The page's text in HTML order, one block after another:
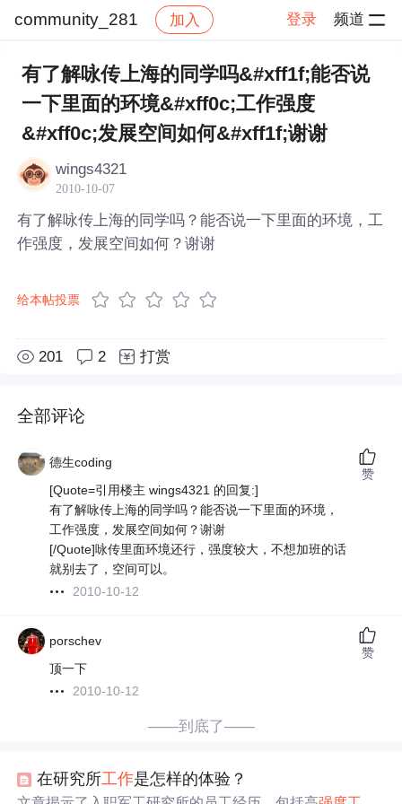
community_281 加入 登录 频道
社区 community_281 帖子详情
有了解咏传上海的同学吗&#xff1f;能否说
一下里面的环境&#xff0c;工作强度
&#xff0c;发展空间如何&#xff1f;谢谢
wings4321
2010-10-07
有了解咏传上海的同学吗？能否说一下里面的环境，工
作强度，发展空间如何？谢谢
给本帖投票
201 2 打赏
全部评论
德生coding
[Quote=引用楼主 wings4321 的回复:]
有了解咏传上海的同学吗？能否说一下里面的环境，
工作强度，发展空间如何？谢谢
[/Quote]咏传里面环境还行，强度较大，不想加班的话
就别去了，空间可以。
2010-10-12
赞
porschev
顶一下
2010-10-12
赞
——到底了——
在研究所工作是怎样的体验？